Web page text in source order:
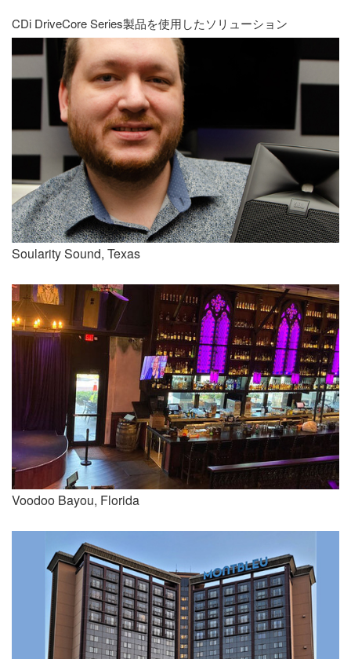
CDi DriveCore Series製品を使用したソリューション
Soularity Sound, Texas
Voodoo Bayou, Florida